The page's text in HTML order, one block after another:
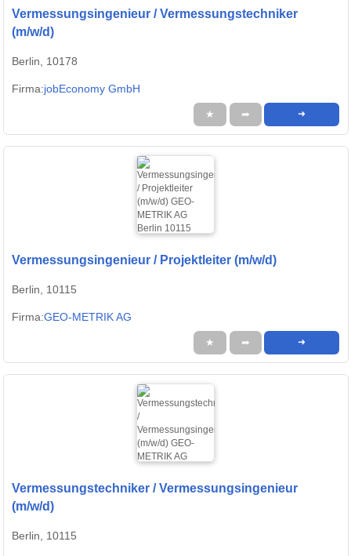
Vermessungsingenieur / Vermessungstechniker
(m/w/d)
Berlin, 10178
Firma:jobEconomy GmbH
★ ➦ ➜
Vermessungsingenieur / Projektleiter (m/w/d)
Berlin, 10115
Firma:GEO-METRIK AG
★ ➦ ➜
Vermessungstechniker / Vermessungsingenieur
(m/w/d)
Berlin, 10115